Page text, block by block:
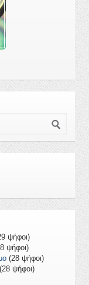
ψήφοι)
ψήφοι)
(28 ψήφοι)
(28 ψήφοι)